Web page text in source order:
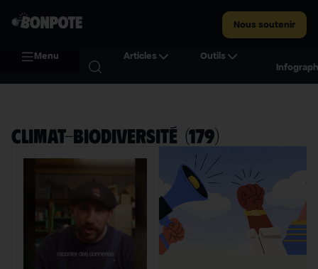
Nous soutenir
Menu Articles
Outils
Climat-biodiversité (179)